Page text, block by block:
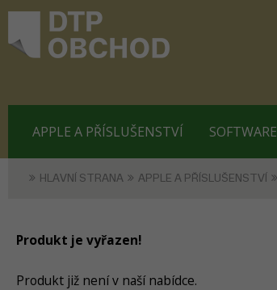
APPLE A PŘÍSLUŠENSTVÍ SOFTWARE
HLAVNÍ STRANA APPLE A PŘÍSLUŠENSTVÍ
Produkt je vyřazen!
Produkt již není v naší nabídce.